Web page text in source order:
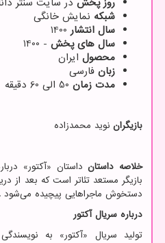
روز پخش در سایت سنتر
شبکه نمایش خانگی
سال انتشار 1400
سال های پخش - 1400
محصول ایران
زبان فارسی
مدت زمان 50 الی 60 دقیقه
بازیگران نوید محمدزاده
خلاصه داستان داستان «آکتور»
بازیگر مستعد تئاتر است که بعد از
دستخوش ماجراهایی پیچیده می‌شود .
درباره سریال آکتور
تولید سریال «آکتور» به